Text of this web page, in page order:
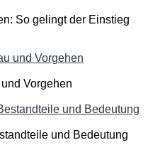
So gelingt der Einstieg
Vorgehen
und Bedeutung